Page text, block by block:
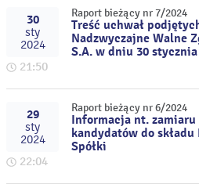
30
sty
2024
21:50
Raport bieżący nr 7/2024
Treść uchwał
Nadzwyczajne Walne
S.A. w dniu 30
29
sty
2024
22:04
Raport bieżący nr 6/2024
Informacja nt. zamiaru
kandydatów do składu
Spółki